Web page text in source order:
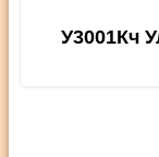
У3001Кч